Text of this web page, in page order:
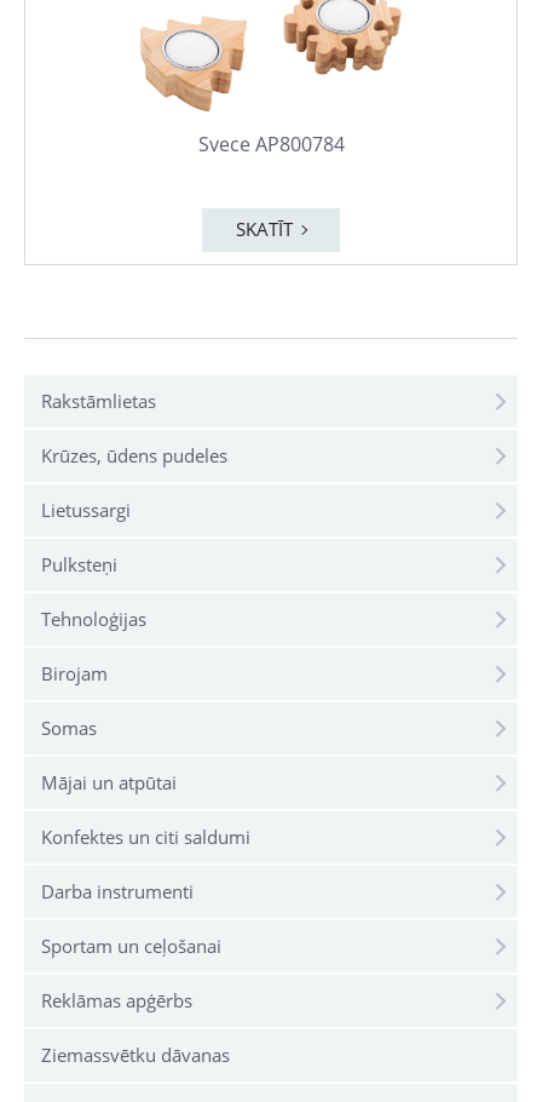
Rakstāmlietas
Krūzes, ūdens pudeles
Lietussargi
Pulksteņi
Tehnoloģijas
Birojam
Somas
Mājai un atpūtai
Konfektes un citi saldumi
Darba instrumenti
Sportam un ceļošanai
Reklāmas apģērbs
Ziemassvētku dāvanas
Svece AP800784
SKATĪT